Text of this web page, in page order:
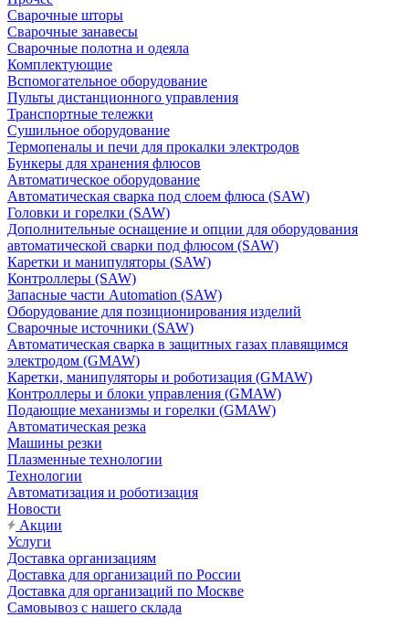
Сварочные шторы
Сварочные занавесы
Сварочные полотна и одеяла
Комплектующие
Вспомогательное оборудование
Пульты дистанционного управления
Транспортные тележки
Сушильное оборудование
Термопеналы и печи для прокалки электродов
Бункеры для хранения флюсов
Автоматическое оборудование
Автоматическая сварка под слоем флюса (SAW)
Головки и горелки (SAW)
Дополнительные оснащение и опции для оборудования
автоматической сварки под флюсом (SAW)
Каретки и манипуляторы (SAW)
Контроллеры (SAW)
Запасные части Automation (SAW)
Оборудование для позиционирования изделий
Сварочные источники (SAW)
Автоматическая сварка в защитных газах плавящимся
электродом (GMAW)
Каретки, манипуляторы и роботизация (GMAW)
Контроллеры и блоки управления (GMAW)
Подающие механизмы и горелки (GMAW)
Автоматическая резка
Машины резки
Плазменные технологии
Технологии
Автоматизация и роботизация
Новости
Акции
Услуги
Доставка организациям
Доставка для организаций по России
Доставка для организаций по Москве
Самовывоз с нашего склада